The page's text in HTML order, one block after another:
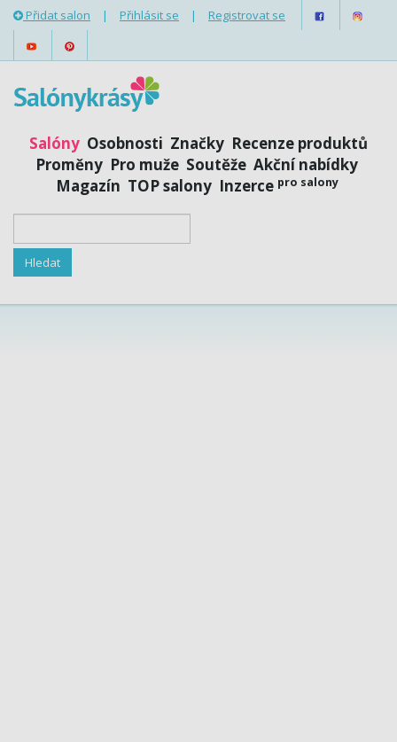
Přidat salon | Přihlásit se | Registrovat se
Salóny Osobnosti Značky Recenze produktů
Proměny Pro muže Soutěže Akční nabídky
Magazín TOP salony Inzerce pro salony